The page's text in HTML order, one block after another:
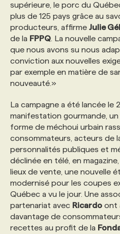
FAQ
ANNONCEZ AVEC
supérieure, le porc du
plus de 125 pays grâce au
producteurs, affirme Julie
de la FPPQ . La nouvelle
que nous avons su nous
conviction aux nouvelles
par exemple en matière de
nouveauté.»
La campagne a été lancée le
manifestation gourmande,
forme de méchoui urbain
consommateurs, acteurs de
personnalités publiques et
déclinée en télé, en
lieux de vente, une nouvelle
modernisé pour les coupes
Québec a vu le jour. Une
partenariat avec Ricardo ont
davantage de
recettes au profit de la